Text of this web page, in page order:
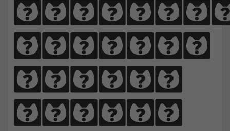
climbs;
perseve
rance
sails.